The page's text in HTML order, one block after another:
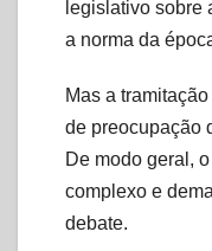
legislativo sobre
a norma da
Mas a
de preocupação
De modo geral,
complexo e
debate.